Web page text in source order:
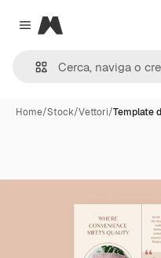
Close menu
Magnific
Home/Stock/Vettori/Template